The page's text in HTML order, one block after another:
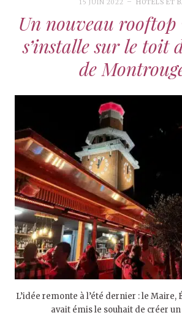
15 JUIN 2022 HÔTELS ET
Un nouveau rooftop
s’installe sur le toit
de
L’idée remonte à l’été dernier : le
avait émis le souhait de créer un